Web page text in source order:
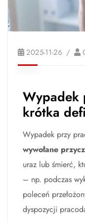
2025-11-26
Wypadek
krótka
Wypadek przy
wywołane
uraz lub śmierć,
– np. podczas
poleceń
dyspozycji